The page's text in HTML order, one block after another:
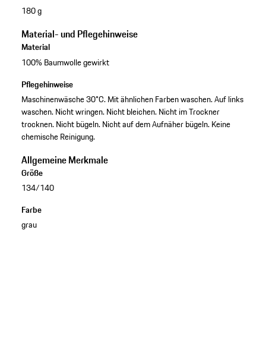
180 g
Material- und Pflegehinweise
Material
100% Baumwolle gewirkt
Pflegehinweise
Maschinenwäsche 30°C. Mit ähnlichen Farben waschen. Auf links
waschen. Nicht wringen. Nicht bleichen. Nicht im Trockner
trocknen. Nicht bügeln. Nicht auf dem Aufnäher bügeln. Keine
chemische Reinigung.
Allgemeine Merkmale
Größe
134/140
Farbe
grau